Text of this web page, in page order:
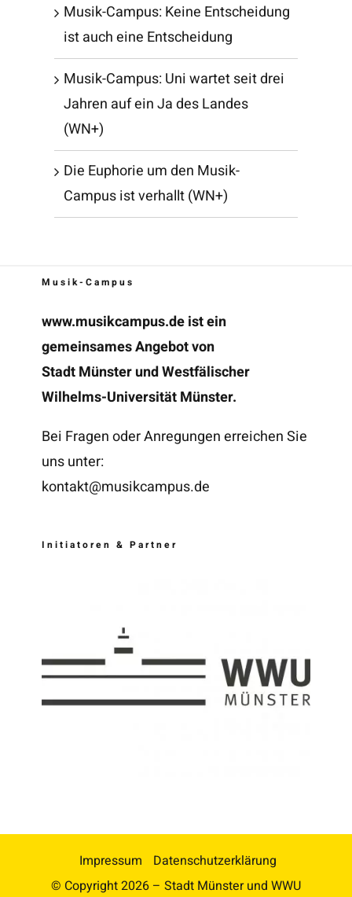
Musik-Campus: Keine Entscheidung
ist auch eine Entscheidung
Musik-Campus: Uni wartet seit drei
Jahren auf ein Ja des Landes
(WN+)
Die Euphorie um den Musik-
Campus ist verhallt (WN+)
Musik-Campus
www.musikcampus.deist ein
gemeinsames Angebot von
Stadt Münster und Westfälischer
Wilhelms-Universität Münster.
Bei Fragen oder Anregungen erreichen Sie
uns unter:
kontakt@musikcampus.de
Initiatoren & Partner
Impressum
Datenschutzerklärung
© Copyright2026 – Stadt Münster und WWU